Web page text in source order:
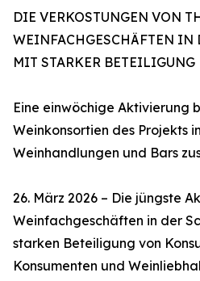
DIE VERKOSTUNGEN VON
WEINFACHGESCHÄFTEN IN
MIT STARKER BETEILIGUNG
Eine einwöchige Aktivierung
Weinkonsortien des Projekts
Weinhandlungen und Bars
26. März 2026 – Die jüngste
Weinfachgeschäften in der
starken Beteiligung von
Konsumenten und